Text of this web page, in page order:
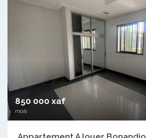
850 000 xaf
mois